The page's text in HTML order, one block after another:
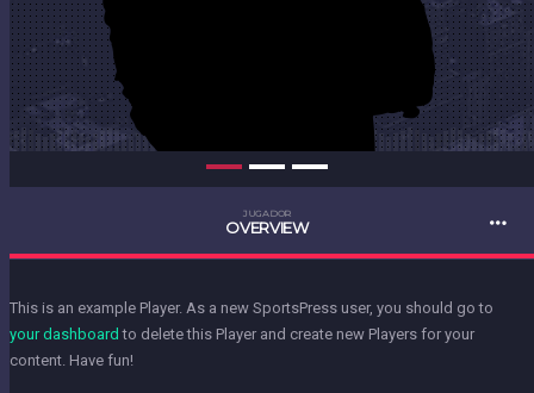
JUGADOR
OVERVIEW
This is an example Player. As a new SportsPress user, you should go to
your dashboard to delete this Player and create new Players for your
content. Have fun!